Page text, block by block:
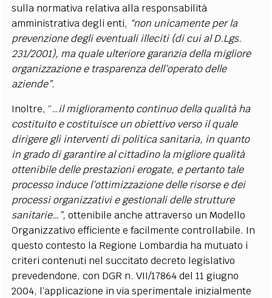
sulla normativa relativa alla responsabilità
amministrativa degli enti, “non unicamente per la
prevenzione degli eventuali illeciti (di cui al D.Lgs.
231/2001), ma quale ulteriore garanzia della migliore
organizzazione e trasparenza dell’operato delle
aziende”.
Inoltre, “…il miglioramento continuo della qualità ha
costituito e costituisce un obiettivo verso il quale
dirigere gli interventi di politica sanitaria, in quanto
in grado di garantire al cittadino la migliore qualità
ottenibile delle prestazioni erogate, e pertanto tale
processo induce l’ottimizzazione delle risorse e dei
processi organizzativi e gestionali delle strutture
sanitarie…”,ottenibile anche attraverso un Modello
Organizzativo efficiente e facilmente controllabile. In
questo contesto la Regione Lombardia ha mutuato i
criteri contenuti nel succitato decreto legislativo
prevedendone, con DGR n. VII/17864 del 11 giugno
2004, l’applicazione in via sperimentale inizialmente